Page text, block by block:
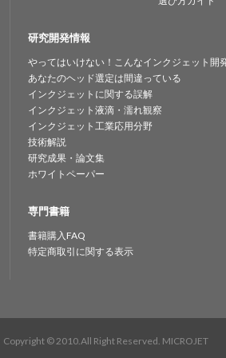
研究開発情報
やってはいけない！こんなインクジェット開
あなたのヘッド選定は間違っている
インクジェットに関する誤解
インクジェット液滴・濡れ観察
インクジェット工業応用分野
技術解説
研究成果・論文集
ホワイトペーパー
専門書籍
書籍購入FAQ
特定商取引に関する表示
Copyright © 2010.All Right Reserved. MICROJET